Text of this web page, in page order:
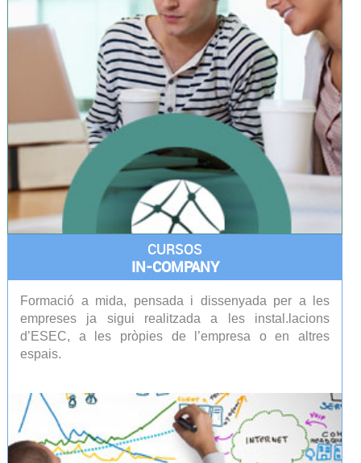
CURSOS
IN-COMPANY
Formació a mida, pensada i dissenyada per a les
empreses ja sigui realitzada a les instal.lacions
d’ESEC, a les pròpies de l’empresa o en altres
espais.